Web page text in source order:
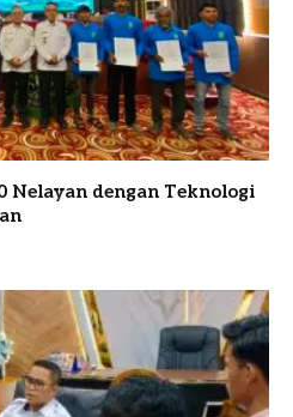
Nelayan dengan Teknologi